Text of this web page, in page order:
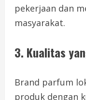
pekerjaan dan
masyarakat.
3. Kualitas
Brand parfum
produk dengan